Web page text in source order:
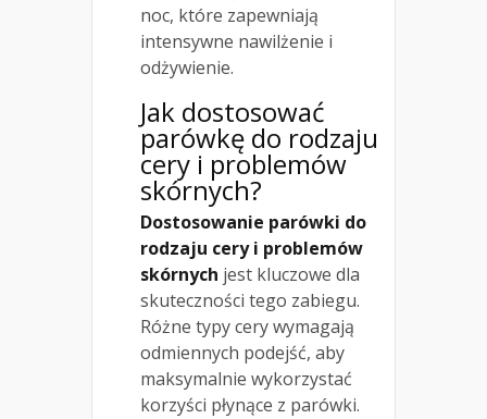
noc, które zapewniają
intensywne nawilżenie i
odżywienie.
Jak dostosować
parówkę do rodzaju
cery i problemów
skórnych?
Dostosowanie parówki do
rodzaju cery i problemów
skórnych jest kluczowe dla
skuteczności tego zabiegu.
Różne typy cery wymagają
odmiennych podejść, aby
maksymalnie wykorzystać
korzyści płynące z parówki.